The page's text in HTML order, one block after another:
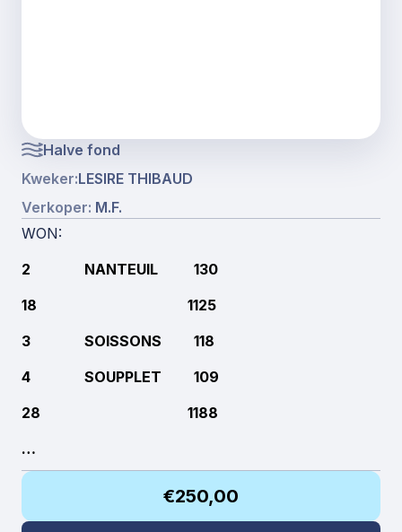
Halve fond
Kweker:LESIRE THIBAUD
Verkoper: M.F.
WON:
2 NANTEUIL 130
18 1125
3 SOISSONS 118
4 SOUPPLET 109
28 1188
…
€250,00